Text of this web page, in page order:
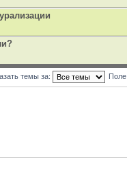
темы за: Поле